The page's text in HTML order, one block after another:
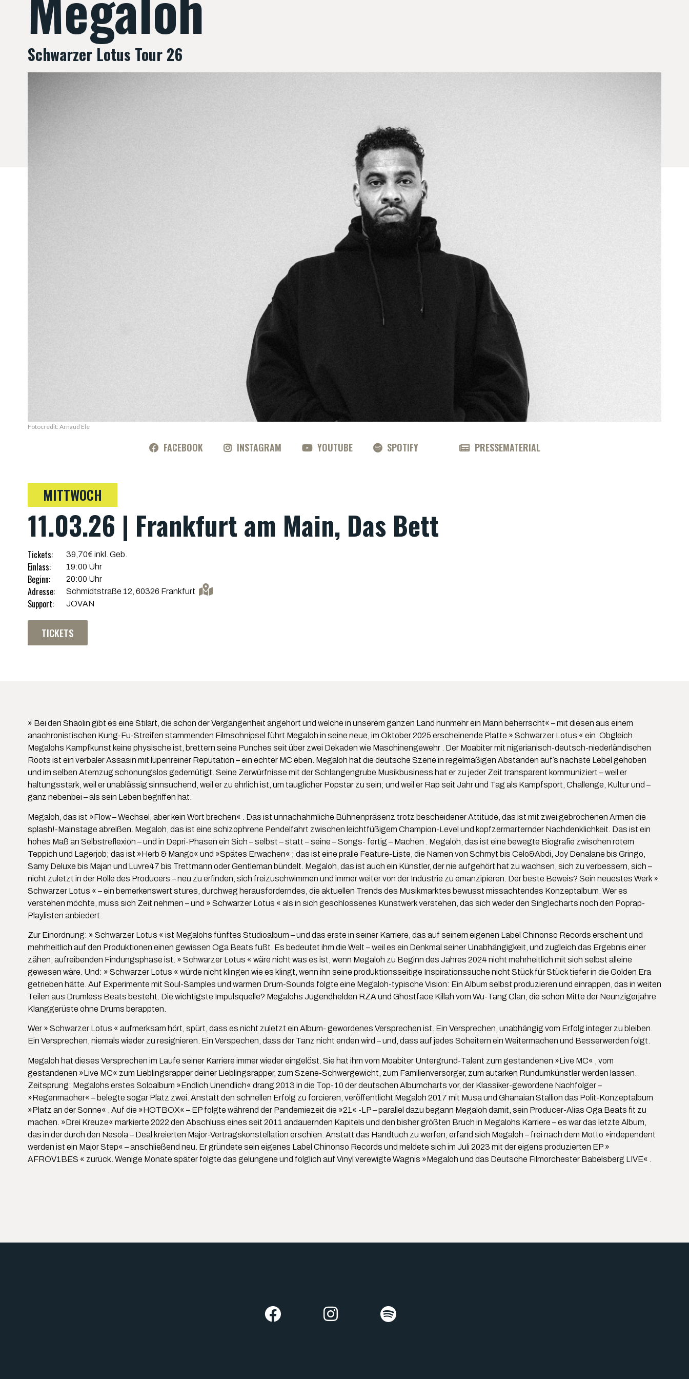
Schwarzer Lotus Tour 26
Fotocredit: Arnaud Ele
FACEBOOK INSTAGRAM YOUTUBE SPOTIFY PRESSEMATERIAL
MITTWOCH
11.03.26 | Frankfurt am Main, Das Bett
Tickets: 39,70€ inkl. Geb.
Einlass: 19:00 Uhr
Beginn: 20:00 Uhr
Adresse: Schmidtstraße 12, 60326 Frankfurt
Support: JOVAN
TICKETS
» Bei den Shaolin gibt es eine Stilart, die schon der Vergangenheit angehört und welche in unserem ganzen Land nunmehr ein Mann beherrscht« – mit diesen aus einem
anachronistischen Kung-Fu-Streifen stammenden Filmschnipsel führt Megaloh in seine neue, im Oktober 2025 erscheinende Platte » Schwarzer Lotus « ein. Obgleich
Megalohs Kampfkunst keine physische ist, brettern seine Punches seit über zwei Dekaden wie Maschinengewehr . Der Moabiter mit nigerianisch-deutsch-niederländischen
Roots ist ein verbaler Assasin mit lupenreiner Reputation – ein echter MC eben. Megaloh hat die deutsche Szene in regelmäßigen Abständen aufʼs nächste Lebel gehoben
und im selben Atemzug schonungslos gedemütigt. Seine Zerwürfnisse mit der Schlangengrube Musikbusiness hat er zu jeder Zeit transparent kommuniziert – weil er
haltungsstark, weil er unablässig sinnsuchend, weil er zu ehrlich ist, um tauglicher Popstar zu sein; und weil er Rap seit Jahr und Tag als Kampfsport, Challenge, Kultur und –
ganz nebenbei – als sein Leben begriffen hat.
Megaloh, das ist »Flow – Wechsel, aber kein Wort brechen« . Das ist unnachahmliche Bühnenpräsenz trotz bescheidener Attitüde, das ist mit zwei gebrochenen Armen die
splash!-Mainstage abreißen. Megaloh, das ist eine schizophrene Pendelfahrt zwischen leichtfüßigem Champion-Level und kopfzermarternder Nachdenklichkeit. Das ist ein
hohes Maß an Selbstreflexion – und in Depri-Phasen ein Sich – selbst – statt – seine – Songs- fertig – Machen . Megaloh, das ist eine bewegte Biografie zwischen rotem
Teppich und Lagerjob; das ist »Herb & Mango« und »Spätes Erwachen« ; das ist eine pralle Feature-Liste, die Namen von Schmyt bis Celo&Abdi, Joy Denalane bis Gringo,
Samy Deluxe bis Majan und Luvre47 bis Trettmann oder Gentleman bündelt. Megaloh, das ist auch ein Künstler, der nie aufgehört hat zu wachsen, sich zu verbessern, sich –
nicht zuletzt in der Rolle des Producers – neu zu erfinden, sich freizuschwimmen und immer weiter von der Industrie zu emanzipieren. Der beste Beweis? Sein neuestes Werk »
Schwarzer Lotus « – ein bemerkenswert stures, durchweg herausforderndes, die aktuellen Trends des Musikmarktes bewusst missachtendes Konzeptalbum. Wer es
verstehen möchte, muss sich Zeit nehmen – und » Schwarzer Lotus « als in sich geschlossenes Kunstwerk verstehen, das sich weder den Singlecharts noch den Poprap-
Playlisten anbiedert.
Zur Einordnung: » Schwarzer Lotus « ist Megalohs fünftes Studioalbum – und das erste in seiner Karriere, das auf seinem eigenen Label Chinonso Records erscheint und
mehrheitlich auf den Produktionen einen gewissen Oga Beats fußt. Es bedeutet ihm die Welt – weil es ein Denkmal seiner Unabhängigkeit, und zugleich das Ergebnis einer
zähen, aufreibenden Findungsphase ist. » Schwarzer Lotus « wäre nicht was es ist, wenn Megaloh zu Beginn des Jahres 2024 nicht mehrheitlich mit sich selbst alleine
gewesen wäre. Und: » Schwarzer Lotus « würde nicht klingen wie es klingt, wenn ihn seine produktionsseitige Inspirationssuche nicht Stück für Stück tiefer in die Golden Era
getrieben hätte. Auf Experimente mit Soul-Samples und warmen Drum-Sounds folgte eine Megaloh-typische Vision: Ein Album selbst produzieren und einrappen, das in weiten
Teilen aus Drumless Beats besteht. Die wichtigste Impulsquelle? Megalohs Jugendhelden RZA und Ghostface Killah vom Wu-Tang Clan, die schon Mitte der Neunzigerjahre
Klanggerüste ohne Drums berappten.
Wer » Schwarzer Lotus « aufmerksam hört, spürt, dass es nicht zuletzt ein Album- gewordenes Versprechen ist. Ein Versprechen, unabhängig vom Erfolg integer zu bleiben.
Ein Versprechen, niemals wieder zu resignieren. Ein Verspechen, dass der Tanz nicht enden wird – und, dass auf jedes Scheitern ein Weitermachen und Besserwerden folgt.
Megaloh hat dieses Versprechen im Laufe seiner Karriere immer wieder eingelöst. Sie hat ihm vom Moabiter Untergrund-Talent zum gestandenen »Live MC« , vom
gestandenen »Live MC« zum Lieblingsrapper deiner Lieblingsrapper, zum Szene-Schwergewicht, zum Familienversorger, zum autarken Rundumkünstler werden lassen.
Zeitsprung: Megalohs erstes Soloalbum »Endlich Unendlich« drang 2013 in die Top-10 der deutschen Albumcharts vor, der Klassiker-gewordene Nachfolger –
»Regenmacher« – belegte sogar Platz zwei. Anstatt den schnellen Erfolg zu forcieren, veröffentlicht Megaloh 2017 mit Musa und Ghanaian Stallion das Polit-Konzeptalbum
»Platz an der Sonne« . Auf die »HOTBOX« – EP folgte während der Pandemiezeit die »21« -LP – parallel dazu begann Megaloh damit, sein Producer-Alias Oga Beats fit zu
machen. »Drei Kreuze« markierte 2022 den Abschluss eines seit 2011 andauernden Kapitels und den bisher größten Bruch in Megalohs Karriere – es war das letzte Album,
das in der durch den Nesola – Deal kreierten Major-Vertragskonstellation erschien. Anstatt das Handtuch zu werfen, erfand sich Megaloh – frei nach dem Motto »independent
werden ist ein Major Step« – anschließend neu. Er gründete sein eigenes Label Chinonso Records und meldete sich im Juli 2023 mit der eigens produzierten EP »
AFROV1BES « zurück. Wenige Monate später folgte das gelungene und folglich auf Vinyl verewigte Wagnis »Megaloh und das Deutsche Filmorchester Babelsberg LIVE« .